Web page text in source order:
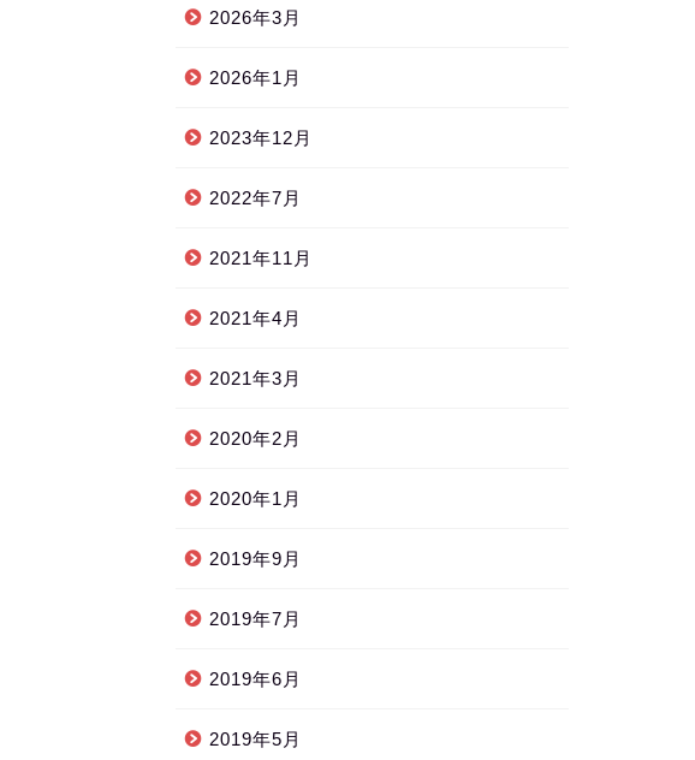
2026年3月
2026年1月
2023年12月
2022年7月
2021年11月
2021年4月
2021年3月
2020年2月
2020年1月
2019年9月
2019年7月
2019年6月
2019年5月